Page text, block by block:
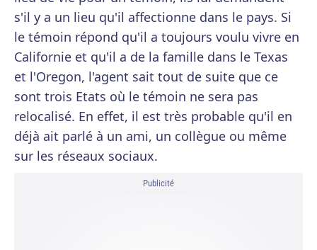
s'il y a un lieu qu'il affectionne dans le pays. Si
le témoin répond qu'il a toujours voulu vivre en
Californie et qu'il a de la famille dans le Texas
et l'Oregon, l'agent sait tout de suite que ce
sont trois Etats où le témoin ne sera pas
relocalisé. En effet, il est très probable qu'il en
déjà ait parlé à un ami, un collègue ou même
sur les réseaux sociaux.
Publicité